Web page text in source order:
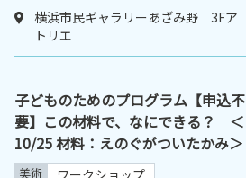
横浜市民ギャラリーあざみ野 3Fア
トリエ
子どものためのプログラム【申込不
要】この材料で、なにできる？ ＜
10/25 材料：えのぐがついたかみ＞
美術 ワークショップ